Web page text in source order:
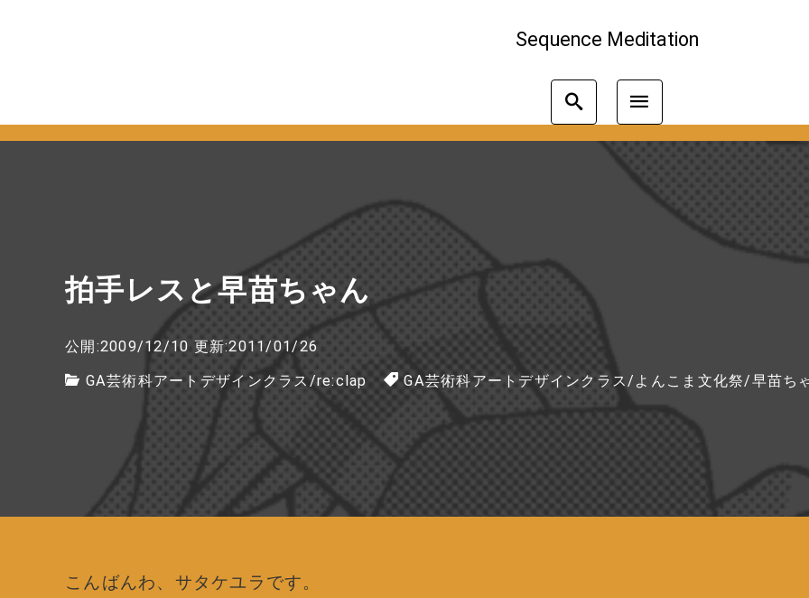
Sequence Meditation
拍手レスと早苗ちゃん
公開:2009/12/10 更新:2011/01/26
GA芸術科アートデザインクラス/re:clap GA芸術科アートデザインクラス/ よんこま文化祭/早苗ち
こんばんわ、サタケユラです。